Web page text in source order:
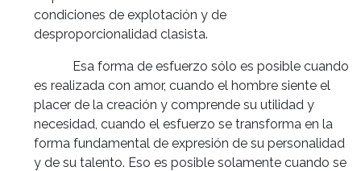
condiciones de explotación y de
desproporcionalidad clasista.
Esa forma de esfuerzo sólo es posible cuando
es realizada con amor, cuando el hombre siente el
placer de la creación y comprende su utilidad y
necesidad, cuando el esfuerzo se transforma en la
forma fundamental de expresión de su personalidad
y de su talento. Eso es posible solamente cuando se